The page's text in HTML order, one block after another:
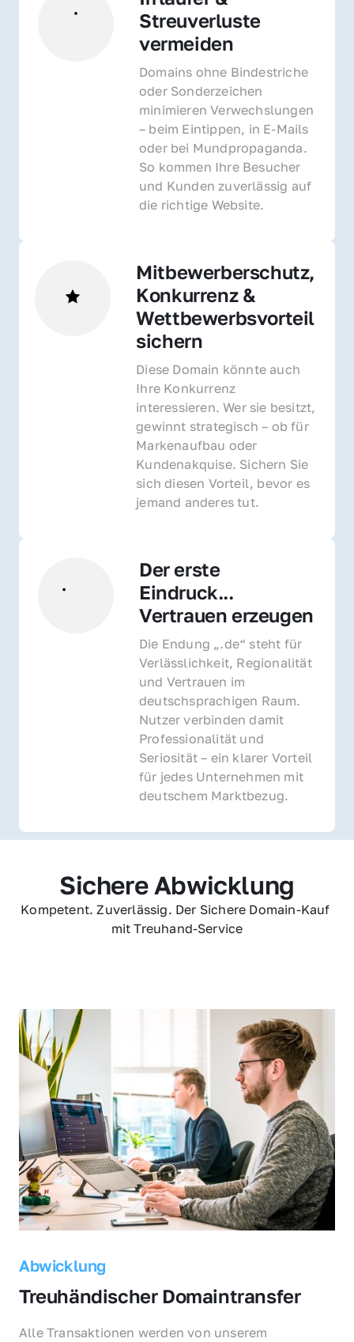
Streuverluste
vermeiden
Domains ohne Bindestriche
oder Sonderzeichen
minimieren Verwechslungen
– beim Eintippen, in E-Mails
oder bei Mundpropaganda.
So kommen Ihre Besucher
und Kunden zuverlässig auf
die richtige Website.
Mitbewerberschutz,
Konkurrenz &
Wettbewerbsvorteil
sichern
Diese Domain könnte auch
Ihre Konkurrenz
interessieren. Wer sie besitzt,
gewinnt strategisch – ob für
Markenaufbau oder
Kundenakquise. Sichern Sie
sich diesen Vorteil, bevor es
jemand anderes tut.
Der erste
Eindruck...
Vertrauen erzeugen
Die Endung „.de“ steht für
Verlässlichkeit, Regionalität
und Vertrauen im
deutschsprachigen Raum.
Nutzer verbinden damit
Professionalität und
Seriosität – ein klarer Vorteil
für jedes Unternehmen mit
deutschem Marktbezug.
Sichere Abwicklung
Kompetent. Zuverlässig. Der Sichere Domain-Kauf
mit Treuhand-Service
Abwicklung
Treuhändischer Domaintransfer
Alle Transaktionen werden von unserem